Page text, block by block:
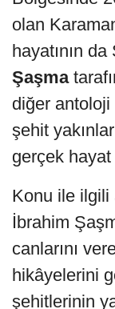
olan
hayatının
Şaşma
diğer antoloji
şehit
gerçek
Konu ile ilgili
İbrahim
canlarını
hikâyelerini
şehitlerinin